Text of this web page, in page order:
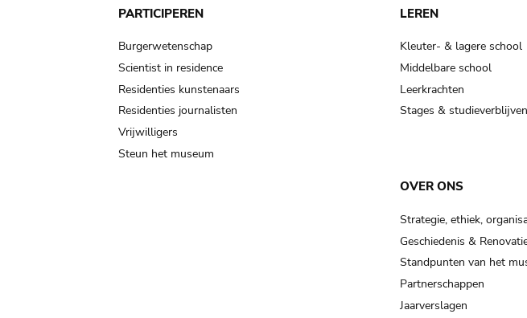
PARTICIPEREN
Burgerwetenschap
Scientist in residence
Residenties kunstenaars
Residenties journalisten
Vrijwilligers
Steun het museum
LEREN
Kleuter- & lagere school
Middelbare school
Leerkrachten
Stages & studieverblijven
OVER ONS
Strategie, ethiek,
Geschiedenis &
Standpunten van het
Partnerschappen
Jaarverslagen